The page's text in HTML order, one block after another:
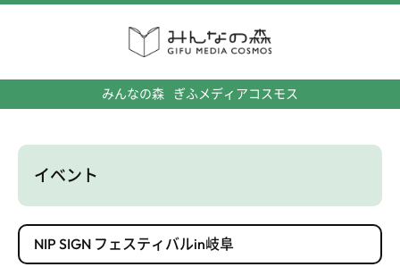
みんなの森 ぎふメディアコスモス
イベント
NIP SIGN フェスティバルin岐阜